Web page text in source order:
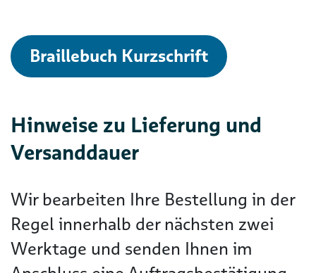
Braillebuch Kurzschrift
Hinweise zu Lieferung und
Versanddauer
Wir bearbeiten Ihre Bestellung in der
Regel innerhalb der nächsten zwei
Werktage und senden Ihnen im